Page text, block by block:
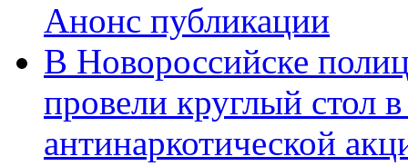
Анонс публикации
В Новороссийске
провели круглый стол
антинаркотической